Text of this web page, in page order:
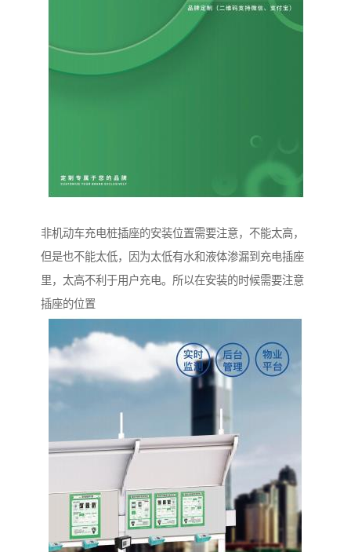
非机动车充电桩插座的安装位置需要注意，不能太高，
但是也不能太低，因为太低有水和液体渗漏到充电插座
里，太高不利于用户充电。所以在安装的时候需要注意
插座的位置